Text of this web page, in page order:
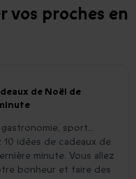
vos proches en
de Noël de
sport...
10 idées de cadeaux de
minute. Vous allez
bonheur et faire des